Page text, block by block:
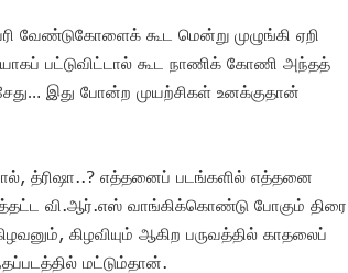
கூட மென்று முழுங்கி ஏறி
பட்டுவிட்டால் கூட நாணிக் கோணி அந்தத்
இது போன்ற முயற்சிகள் உனக்குதான்
த்ரிஷா..? எத்தனைப் படங்களில் எத்தனை
வி.ஆர்.எஸ் வாங்கிக்கொண்டு போகும் திரை
கிழவியும் ஆகிற பருவத்தில் காதலைப்
மட்டும்தான்.